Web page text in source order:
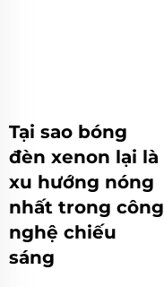
Tại sao bóng
đèn xenon lại là
xu hướng nóng
nhất trong công
nghệ chiếu
sáng